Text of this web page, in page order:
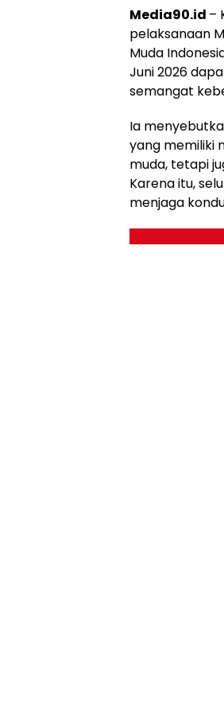
Media90.id –
pelaksanaan
Muda
Juni 2026
semangat
Ia
yang memiliki
muda, tetapi
Karena itu,
menjaga